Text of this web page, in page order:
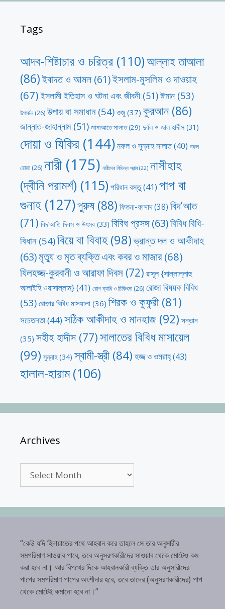
Tags
আদব-শিষ্টাচার ও চরিত্র (110)আল্লাহ তাআলা
(86)ইবাদত ও আমল(61)ইসলাম-মুসলিম ও দাওয়াহ
(67) ইসলামী ইতিহাস ও ঘটনা এবং জীবনী(51)ঈমান (53)
উপার্জন(26) উপায় বা সমাধান(54) ওজু (37) কুরআন(86)
জান্নাত-জাহান্নাম(51) জামাআতে সালাত(29) দুর্বল ও জাল হাদীস (31)
দোয়া ও যিকির (144)নফল ও সুন্নাহ সালাত(40) নফল
রোজা(26) নারী(175) নারীদের বিভিন্ন স্রাব(22) নাসীহাহ
(দ্বীনি পরামর্শ) (115)পরিধান বস্তু(41) পাপ বা
গুনাহ(127)পুরুষ(88) ফিতনা-ফাসাদ(38) বিদ’আত
(71) বিদ’আতি দিবস ও উৎসব (33) বিবিধ প্রসঙ্গ(63)বিবিধ বিধি-
বিধান(54)বিয়ে বা বিবাহ (98)ভ্রান্ত দল ও আকীদাহ
(63)মৃত্যু ও মৃত ব্যক্তি এবং কবর ও মাজার(68)
যিলহজ্জ-কুরবানী ও আরাফা দিবস (72) রাসূল {সাল্লাল্লাহু
আলাইহি ওয়াসাল্লাম}(41) রোগ ব্যাধি ও চিকিৎসা(26) রোজা বিষয়ক বিবিধ
(53) রোজার বিবিধ মাসয়ালা (36) শিরক ও কুফুরী (81)
সচেতনতা(44) সঠিক আকীদাহ ও মানহাজ (92) সন্তান
(35) সহীহ হাদীস(77)সালাতের বিবিধ মাসায়েল
(99) সুন্নাহ(34) স্বামী-স্ত্রী(84) হজ্জ ও ওমরাহ্‌(43)
হালাল-হারাম(106)
Archives
“কেউ যদি হিদায়াতের পথে আহবান করে তাহলে সে তার অনুসারীর
সমপরিমাণ সাওয়াব পাবে, তবে অনুসরণকারীদের সাওয়াব থেকে মোটেও কম
করা হবে না। আর বিপথের দিকে আহবানকারী ব্যক্তি তার অনুসারীদের
পাপের সমপরিমাণ পাপের অংশীদার হবে, তবে তাদের (অনুসরণকারীদের) পাপ
থেকে মোটেই কমানো হবে না।”